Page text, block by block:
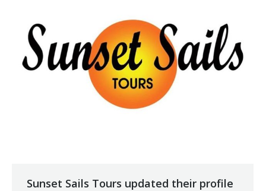
Sunset Sails Tours updated their profile